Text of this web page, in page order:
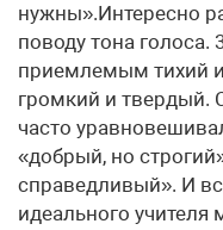
нужны».Интересно
поводу тона голоса.
приемлемым тихий
громкий и твердый.
часто
«добрый, но
справедливый». И
идеального учителя